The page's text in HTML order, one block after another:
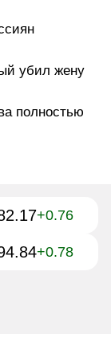
убил жену
полностью
+0.76
+0.78